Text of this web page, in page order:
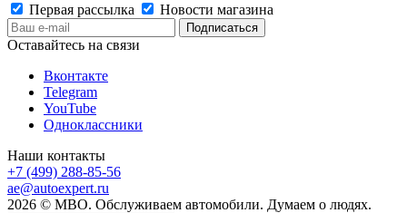
Первая рассылка
Новости магазина
Оставайтесь на связи
Вконтакте
Telegram
YouTube
Одноклассники
Наши контакты
+7 (499) 288-85-56
ae@autoexpert.ru
2026 © МВО. Обслуживаем автомобили. Думаем о людях.